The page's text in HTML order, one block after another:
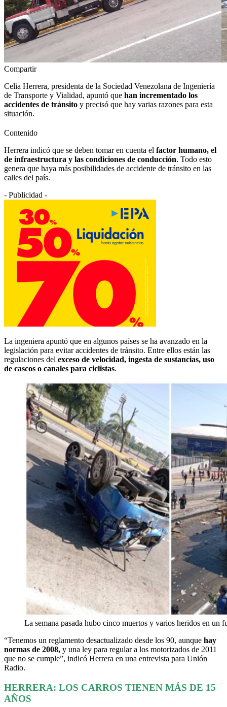
Compartir
Celia Herrera, presidenta de la Sociedad Venezolana de Ingeniería
de Transporte y Vialidad, apuntó que han incrementado los
accidentes de tránsito y precisó que hay varias razones para esta
situación.
Contenido
Herrera indicó que se deben tomar en cuenta el factor humano, el
de infraestructura y las condiciones de conducción. Todo esto
genera que haya más posibilidades de accidente de tránsito en las
calles del país.
- Publicidad -
La ingeniera apuntó que en algunos países se ha avanzado en la
legislación para evitar accidentes de tránsito. Entre ellos están las
regulaciones del exceso de velocidad, ingesta de sustancias, uso
de cascos o canales para ciclistas.
La semana pasada hubo cinco muertos y varios heridos en un
“Tenemos un reglamento desactualizado desde los 90, aunque hay
normas de 2008, y una ley para regular a los motorizados de 2011
que no se cumple”, indicó Herrera en una entrevista para Unión
Radio.
HERRERA: LOS CARROS TIENEN MÁS DE 15
AÑOS